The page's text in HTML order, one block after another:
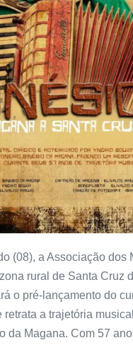
(08), a Associação dos
rural de Santa Cruz
o pré-lançamento do
retrata a trajetória
da Magana. Com 57